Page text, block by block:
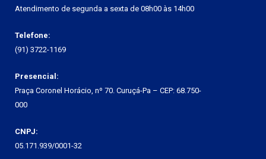
Atendimento de segunda a sexta de 08h00 às 14h00
Telefone:
(91) 3722-1169
Presencial:
Praça Coronel Horácio, nº 70. Curuçá-Pa – CEP: 68.750-
000
CNPJ:
05.171.939/0001-32